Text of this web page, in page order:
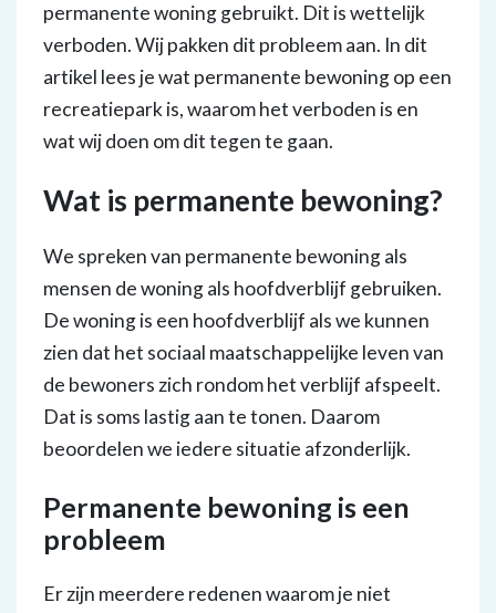
permanente woning gebruikt. Dit is wettelijk
verboden. Wij pakken dit probleem aan. In dit
artikel lees je wat permanente bewoning op een
recreatiepark is, waarom het verboden is en
wat wij doen om dit tegen te gaan.
Wat is permanente bewoning?
We spreken van permanente bewoning als
mensen de woning als hoofdverblijf gebruiken.
De woning is een hoofdverblijf als we kunnen
zien dat het sociaal maatschappelijke leven van
de bewoners zich rondom het verblijf afspeelt.
Dat is soms lastig aan te tonen. Daarom
beoordelen we iedere situatie afzonderlijk.
Permanente bewoning is een
probleem
Er zijn meerdere redenen waarom je niet